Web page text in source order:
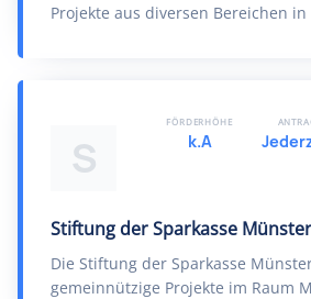
Projekte aus diversen Bereichen
S
Stiftung der Sparkasse
Die Stiftung der Sparkasse
gemeinnützige Projekte im Raum
FÖRDERHÖHE
k.A